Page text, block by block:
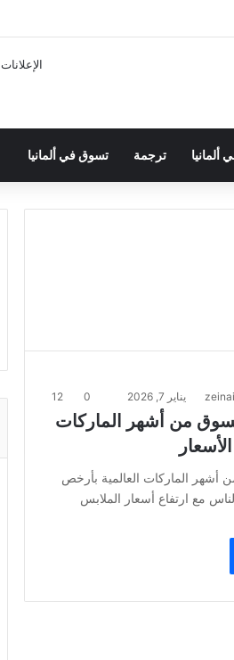
الإعلانات
ألمانيا ترجمة تسوق في ألمانيا
يناير 7, 2026 0
12
من أشهر الماركات
الماركات العالمية بأرخص
مع ارتفاع أسعار الملابس